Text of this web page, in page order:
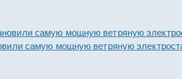
самую мощную ветряную